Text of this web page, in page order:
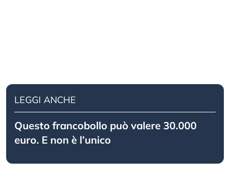
LEGGI ANCHE
Questo francobollo può valere 30.000
euro. E non è l’unico